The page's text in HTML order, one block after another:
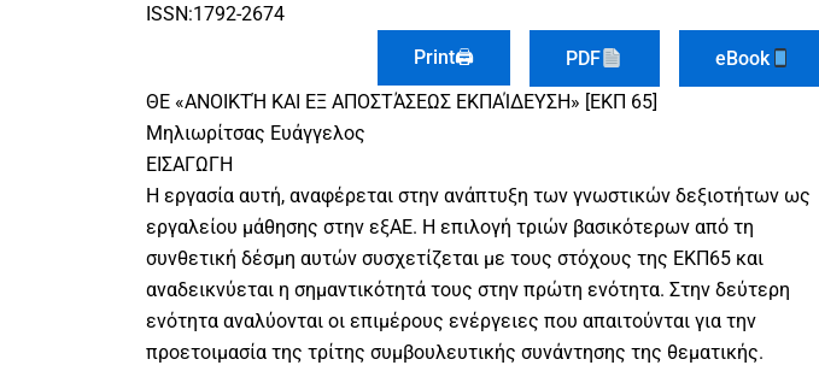
ISSN:1792-2674
Print🖨
PDF
eBook
ΘΕ «ΑΝΟΙΚΤΉ ΚΑΙ ΕΞ ΑΠΟΣΤΆΣΕΩΣ ΕΚΠΑΊΔΕΥΣΗ» [ΕΚΠ 65]
Μηλιωρίτσας Ευάγγελος
ΕΙΣΑΓΩΓΗ
Η εργασία αυτή, αναφέρεται στην ανάπτυξη των γνωστικών δεξιοτήτων ως
εργαλείου μάθησης στην εξΑΕ. Η επιλογή τριών βασικότερων από τη
συνθετική δέσμη αυτών συσχετίζεται με τους στόχους της ΕΚΠ65 και
αναδεικνύεται η σημαντικότητά τους στην πρώτη ενότητα. Στην δεύτερη
ενότητα αναλύονται οι επιμέρους ενέργειες που απαιτούνται για την
προετοιμασία της τρίτης συμβουλευτικής συνάντησης της θεματικής.